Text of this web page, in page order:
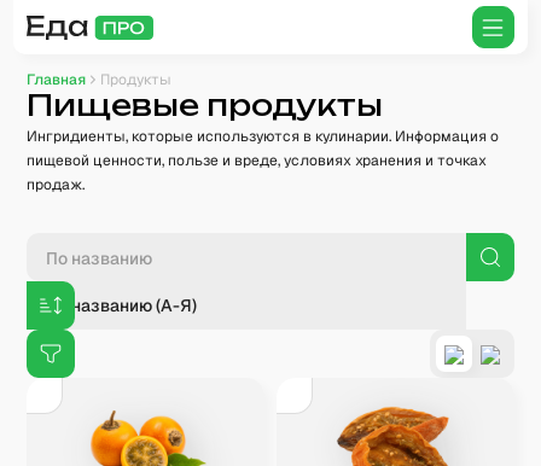
Главная Продукты
Пищевые продукты
Ингридиенты, которые используются в кулинарии. Информация о
пищевой ценности, пользе и вреде, условиях хранения и точках
продаж.
По названию (А-Я)